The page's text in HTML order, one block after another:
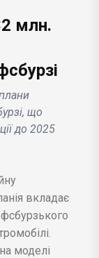
млн.
що
до 2025
вкладає
моделі